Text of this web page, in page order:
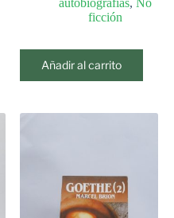
autobiografías, No
ficción
Añadir al carrito